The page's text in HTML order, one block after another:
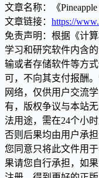
文章名称：《
文章链接： https://
免责声明：根据《计
学习和研究软件内含
输或者存储软件等方
可，不向其支付报酬
网络，仅供用户交流
有，版权争议与本站
法用途，需在24个小
否则后果均由用户承
您同意只将此文件用
果请您自行承担，如